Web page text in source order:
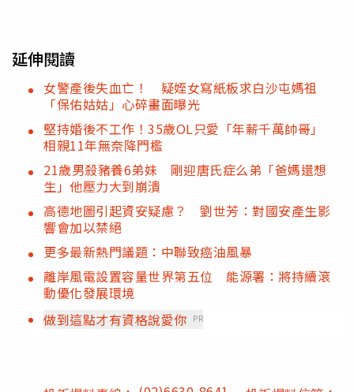
延伸閱讀
女警產後失血亡！ 疑姪女寫紙板求白沙屯媽祖
「保佑姑姑」心碎畫面曝光
堅持婚後不工作！35歲OL只愛「年薪千萬帥哥」
相親11年無奈降門檻
21歲男殺豬養6弟妹 剛迎唐氏症么弟「爸媽還想
生」他壓力大到崩潰
高德地圖引起資安疑慮？ 劉世芳：對國安產生影
響會加以禁絕
更多最新熱門議題：中聯致癌油風暴
離岸風電設置容量世界第五位 能源署：將持續滾
動優化發展環境
做到這點才有資格說愛你 PR